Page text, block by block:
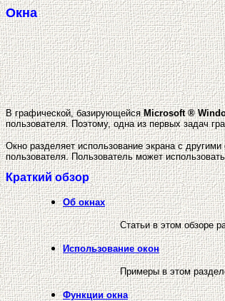
Окна
В графической, базирующейсяMicrosoft ®
пользователя. Поэтому, одна из первых задач
Окно разделяет использование экрана с
пользователя. Пользователь может
Краткий обзор
Об окнах
Статьи в этом обзоре
Использование окон
Примеры в этом
Функции окна